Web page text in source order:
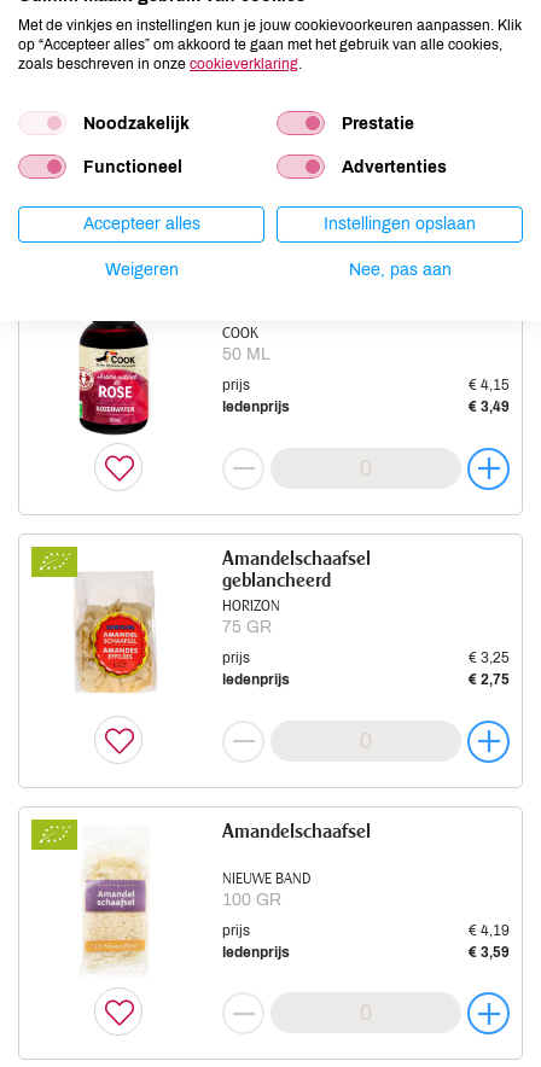
NIEUWE BAND
ledenprijs
COOK
50 ML
prijs
€ 4,15
ledenprijs
€ 3,49
HORIZON
75 GR
Amandelschaafsel
geblancheerd
prijs
€ 3,25
ledenprijs
€ 2,75
NIEUWE BAND
100 GR
Amandelschaafsel
prijs
€ 4,19
ledenprijs
€ 3,59
Met de vinkjes en instellingen kun je jouw cookievoorkeuren aanpassen. Klik
op “Accepteer alles” om akkoord te gaan met het gebruik van alle cookies,
zoals beschreven in onze cookieverklaring.
Noodzakelijk Prestatie
Functioneel Advertenties
Accepteer alles Instellingen opslaan
Weigeren Nee, pas aan